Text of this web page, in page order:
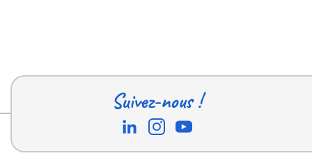
Suivez-nous !